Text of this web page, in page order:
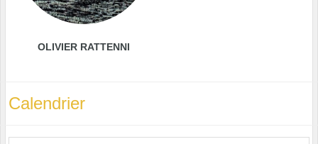
OLIVIER RATTENNI
Calendrier